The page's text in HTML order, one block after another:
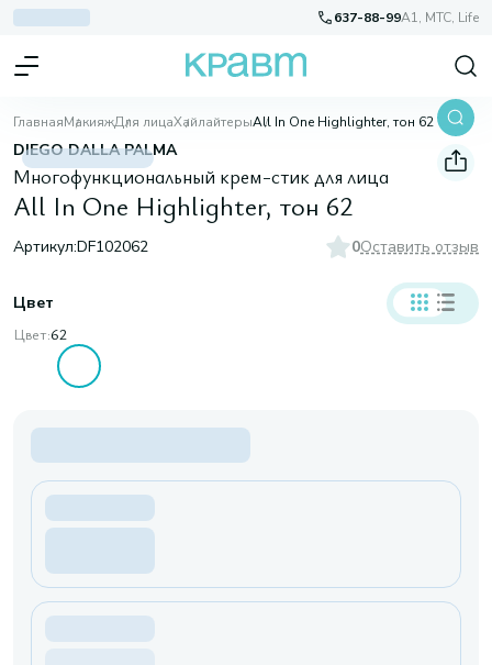
637-88-99A1, МТС, Life
ГлавнаяМакияжДля лицаХайлайтерыAll In One Highlighter, тон 62
DIEGO DALLA PALMA
Многофункциональный крем-стик для лица
All In One Highlighter, тон 62
Артикул:DF102062 0Оставить отзыв
Цвет
Цвет:62